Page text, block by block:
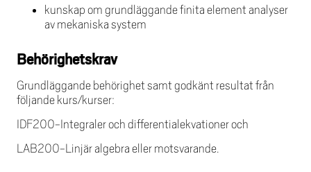
kunskap om grundläggande finita element analyser
av mekaniska system
Behörighetskrav
Grundläggande behörighet samt godkänt resultat från
följande kurs/kurser:
IDF200-Integraler och differentialekvationer och
LAB200-Linjär algebra eller motsvarande.